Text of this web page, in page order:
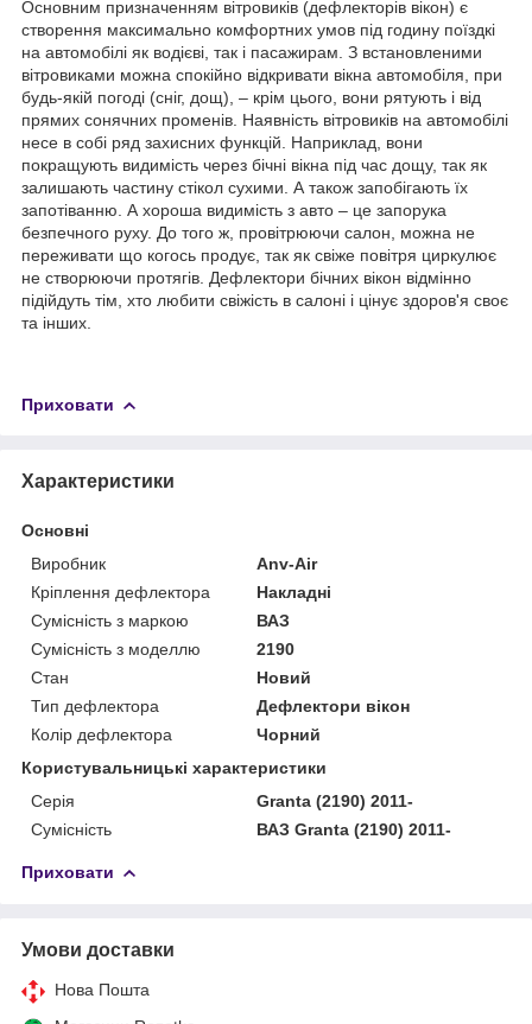
Основним призначенням вітровиків (дефлекторів вікон) є
створення максимально комфортних умов під годину поїздкі
на автомобілі як водієві, так і пасажирам. З встановленими
вітровиками можна спокійно відкривати вікна автомобіля, при
будь-якій погоді (сніг, дощ), – крім цього, вони рятують і від
прямих сонячних променів. Наявність вітровиків на автомобілі
несе в собі ряд захисних функцій. Наприклад, вони
покращують видимість через бічні вікна під час дощу, так як
залишають частину стікол сухими. А також запобігають їх
запотіванню. А хороша видимість з авто – це запорука
безпечного руху. До того ж, провітрюючи салон, можна не
переживати що когось продує, так як свіже повітря циркулює
не створюючи протягів. Дефлектори бічних вікон відмінно
підійдуть тім, хто любити свіжість в салоні і цінує здоров'я своє
та інших.
Приховати
Характеристики
Основні
Виробник
Anv-Air
Кріплення дефлектора
Накладні
Сумісність з маркою
ВАЗ
Сумісність з моделлю
2190
Стан
Новий
Тип дефлектора
Дефлектори вікон
Колір дефлектора
Чорний
Користувальницькі характеристики
Серія
Granta (2190) 2011-
Сумісність
ВАЗ Granta (2190) 2011-
Приховати
Умови доставки
Нова Пошта